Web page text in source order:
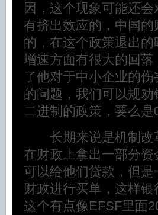
因，这个现象可能还
有挤出效应的，中国
的，在这个政策退出
增速方面有很大的回
了他对于中小企业的
的问题，我们可以规
二进制的政策，要么
长期来说是机制改
在财政上拿出一部分
可以给他们贷款，但
财政进行买单，这样
这个有点像EFSF里面